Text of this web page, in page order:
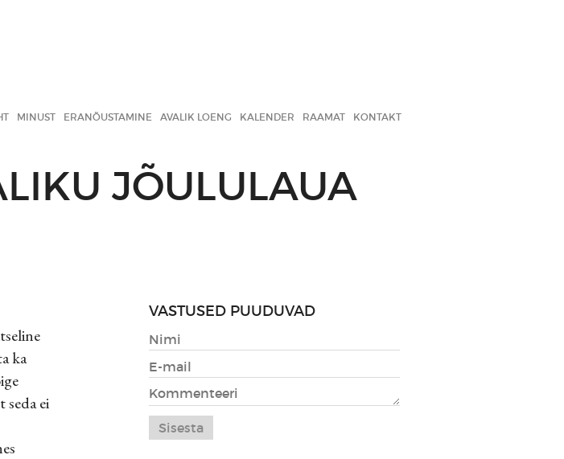
MINUST ERANÕUSTAMINE AVALIK LOENG KALENDER RAAMAT KONTAKT
JÕULULAUA
ka
seda ei
VASTUSED PUUDUVAD